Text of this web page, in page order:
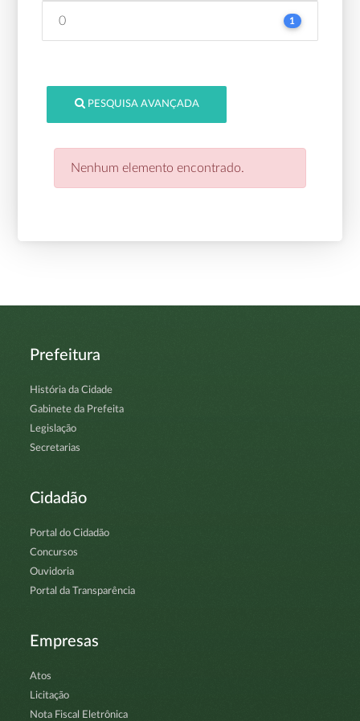
0 1
PESQUISA AVANÇADA
Nenhum elemento encontrado.
Prefeitura
História da Cidade
Gabinete da Prefeita
Legislação
Secretarias
Cidadão
Portal do Cidadão
Concursos
Ouvidoria
Portal da Transparência
Empresas
Atos
Licitação
Nota Fiscal Eletrônica